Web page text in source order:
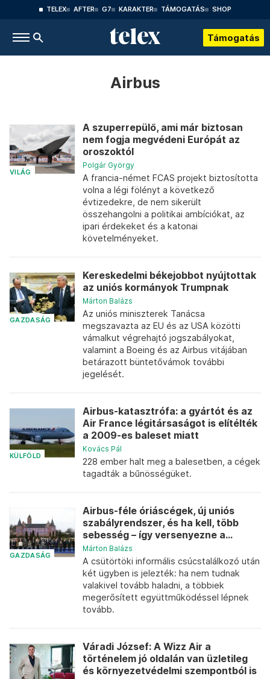
TELEX AFTER G7 KARAKTER TÁMOGATÁS SHOP
Támogatás
Airbus
VILÁG
A szuperrepülő, ami már biztosan
nem fogja megvédeni Európát az
oroszoktól
Polgár György
A francia-német FCAS projekt biztosította
volna a légi fölényt a következő
évtizedekre, de nem sikerült
összehangolni a politikai ambíciókat, az
ipari érdekeket és a katonai
követelményeket.
GAZDASÁG
Kereskedelmi békejobbot nyújtottak
az uniós kormányok Trumpnak
Márton Balázs
Az uniós miniszterek Tanácsa
megszavazta az EU és az USA közötti
vámalkut végrehajtó jogszabályokat,
valamint a Boeing és az Airbus vitájában
betárazott büntetővámok további
jegelését.
KÜLFÖLD
Airbus-katasztrófa: a gyártót és az
Air France légitársaságot is elítélték
a 2009-es baleset miatt
Kovács Pál
228 ember halt meg a balesetben, a cégek
tagadták a bűnösségüket.
GAZDASÁG
Airbus-féle óriáscégek, új uniós
szabályrendszer, és ha kell, több
sebesség – így versenyezne a...
Márton Balázs
A csütörtöki informális csúcstalálkozó után
két ügyben is jelezték: ha nem tudnak
valakivel tovább haladni, a többiek
megerősített együttműködéssel lépnek
tovább.
Váradi József: A Wizz Air a
történelem jó oldalán van üzletileg
és környezetvédelmi szempontból is